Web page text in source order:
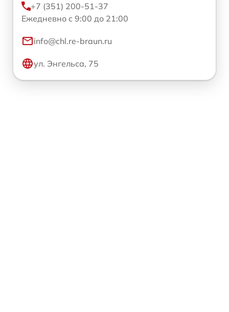
+7 (351) 200-51-37
Ежедневно с 9:00 до 21:00
info@chl.re-braun.ru
ул. Энгельса, 75